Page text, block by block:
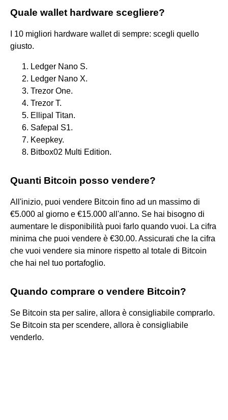
Quale wallet hardware scegliere?
I 10 migliori hardware wallet di sempre: scegli quello
giusto.
Ledger Nano S.
Ledger Nano X.
Trezor One.
Trezor T.
Ellipal Titan.
Safepal S1.
Keepkey.
Bitbox02 Multi Edition.
Quanti Bitcoin posso vendere?
All'inizio, puoi vendere Bitcoin fino ad un massimo di
€5.000 al giorno e €15.000 all'anno. Se hai bisogno di
aumentare le disponibilità puoi farlo quando vuoi. La cifra
minima che puoi vendere è €30.00. Assicurati che la cifra
che vuoi vendere sia minore rispetto al totale di Bitcoin
che hai nel tuo portafoglio.
Quando comprare o vendere Bitcoin?
Se Bitcoin sta per salire, allora è consigliabile comprarlo.
Se Bitcoin sta per scendere, allora è consigliabile
venderlo.